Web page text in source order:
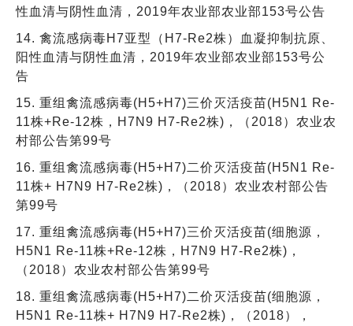
性血清与阴性血清，2019年农业部农业部153号公告
14. 禽流感病毒H7亚型（H7-Re2株）血凝抑制抗原、
阳性血清与阴性血清，2019年农业部农业部153号公
告
15. 重组禽流感病毒(H5+H7)三价灭活疫苗(H5N1 Re-
11株+Re-12株，H7N9 H7-Re2株)，（2018）农业农
村部公告第99号
16. 重组禽流感病毒(H5+H7)二价灭活疫苗(H5N1 Re-
11株+ H7N9 H7-Re2株)，（2018）农业农村部公告
第99号
17. 重组禽流感病毒(H5+H7)三价灭活疫苗(细胞源，
H5N1 Re-11株+Re-12株，H7N9 H7-Re2株)，
（2018）农业农村部公告第99号
18. 重组禽流感病毒(H5+H7)二价灭活疫苗(细胞源，
H5N1 Re-11株+ H7N9 H7-Re2株)，（2018），